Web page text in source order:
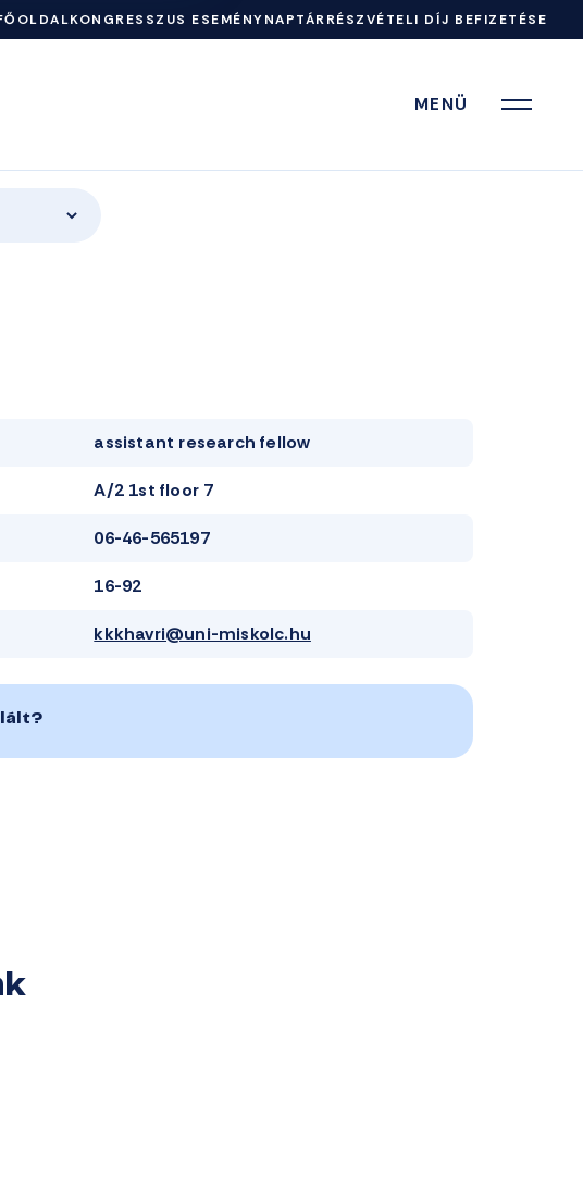
KONGRESSZUS ESEMÉNYNAPTÁRRÉSZVÉTELI DÍJ BEFIZETÉSE
MENÜ
assistant research fellow
A/2 1st floor 7
06-46-565197
16-92
kkkhavri@uni-miskolc.hu